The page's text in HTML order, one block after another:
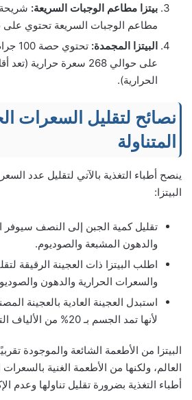
بيتزا مطاعم الوجبات السريعة:
مطاعم الوجبات السريعة تحتوي على 285 سعرة حرارية.
البيتزا المجمدة:
على حوالي 268 سعرة
الحرارية).
نصائح لتقليل السعرات
المتناولة
ينصح أطباء التغذية بالآتي لتقليل عدد
البيتزا:
تقليل كمية الجبن إلى النصف سيوفر
والدهون المشبعة والصوديوم.
اطلب البيتزا ذات العجينة الرقيقة
والسعرات الحرارية والدهون
استبدل العجينة العادية بالعجينة
لأنها تمد الجسم بـ 20% من الألياف التي تحتاجها يوميًا.
البيتزا من الأطعمة الشائعة والموجودة
العالم، ولكنها من الأطعمة الغنية
أطباء التغذية بضرورة تقليل تناولها وعدم